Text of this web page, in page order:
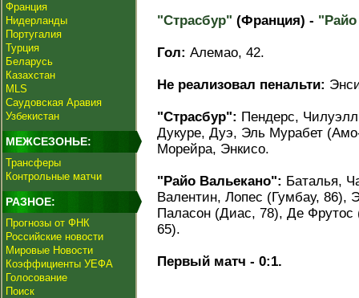
Франция
Нидерланды
Португалия
Турция
Беларусь
Казахстан
MLS
Саудовская Аравия
Узбекистан
МЕЖСЕЗОНЬЕ:
Трансферы
Контрольные матчи
РАЗНОЕ:
Прогнозы от ФНК
Российские новости
Мировые Новости
Коэффициенты УЕФА
Голосование
Поиск
"Страсбур" (Франция) -
Гол: Алемао, 42.
Не реализовал пенальти:
"Страсбур": Пендерс,
Дукуре, Дуэ, Эль Мурабет
Морейра, Энкисо.
"Райо Вальекано": Баталья,
Валентин, Лопес (Гумбау, 86),
Паласон (Диас, 78), Де
65).
Первый матч - 0:1.